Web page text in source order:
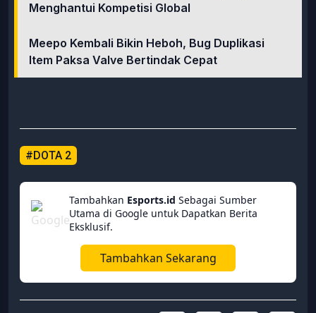
Menghantui Kompetisi Global
Meepo Kembali Bikin Heboh, Bug Duplikasi
Item Paksa Valve Bertindak Cepat
#DOTA 2
Tambahkan Esports.id Sebagai Sumber
Utama di Google untuk Dapatkan Berita
Eksklusif.
Tambahkan Sekarang